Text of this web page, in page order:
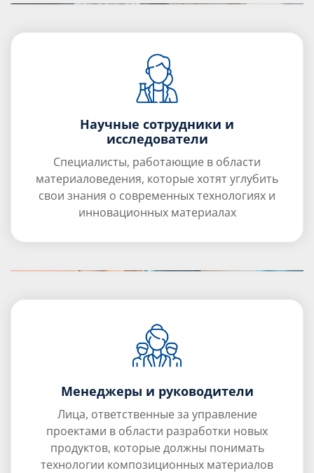
Научные сотрудники и
исследователи
Специалисты, работающие в области
материаловедения, которые хотят углубить
свои знания о современных технологиях и
инновационных материалах
Менеджеры и руководители
Лица, ответственные за управление
проектами в области разработки новых
продуктов, которые должны понимать
технологии композиционных материалов